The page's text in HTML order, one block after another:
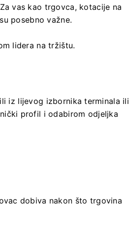
vas kao trgovca, kotacije na
posebno važne.
lidera na tržištu.
iz lijevog izbornika terminala ili
profil i odabirom odjeljka
dobiva nakon što trgovina